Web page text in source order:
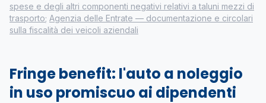
spese e degli altri componenti negativi relativi a taluni mezzi di
trasporto; Agenzia delle Entrate — documentazione e circolari
sulla fiscalità dei veicoli aziendali
Fringe benefit: l'auto a noleggio
in uso promiscuo ai dipendenti